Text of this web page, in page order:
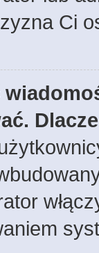
Ci